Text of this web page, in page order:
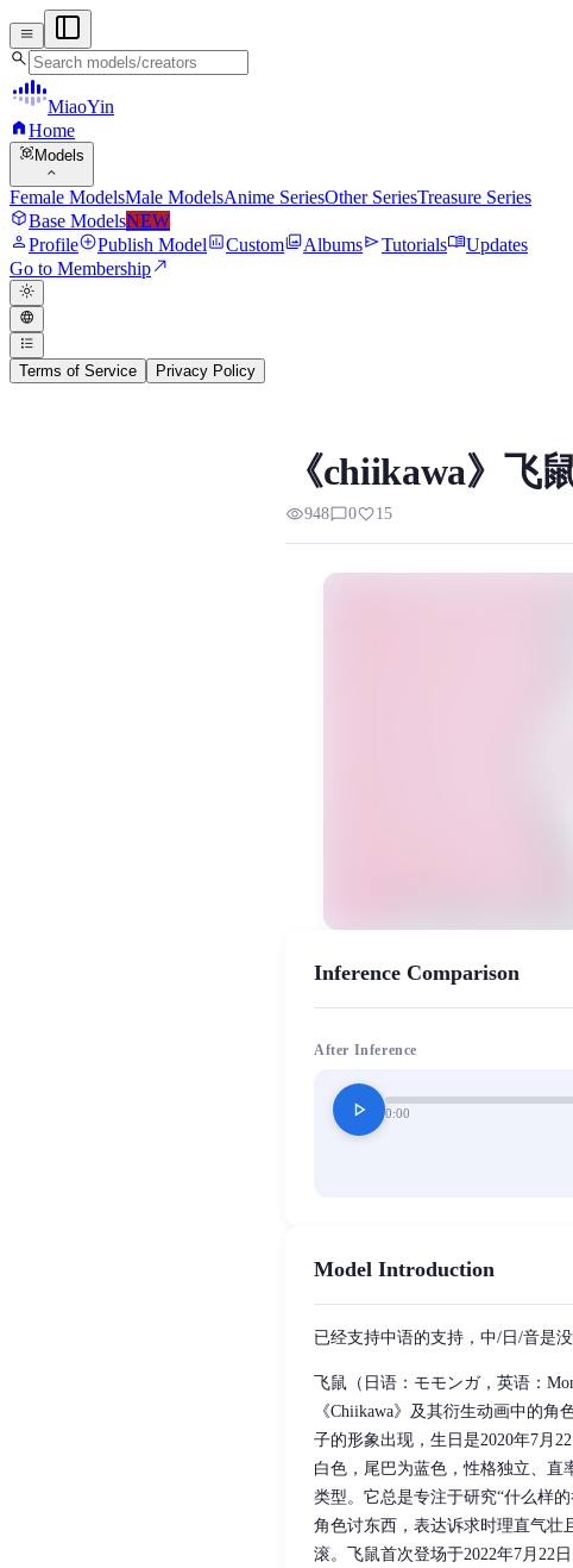
menu
search
MiaoYin
homeHome
view_in_ar Models
expand_more
Female ModelsMale ModelsAnime SeriesOther SeriesTreasure Series
deployed_codeBase ModelsNEW
personProfileadd_circlePublish ModelassessmentCustomphoto_libraryAlbumssendTutorialsmenu_bookUpdates
Go to Membershipnorth_east
light_mode
language
format_list_bulleted
Terms of Service Privacy Policy
Preview, model details, and download
已经支持中语的支持，中/日/音是没
《chiikawa》飞
visibility948chat_bubble_outline0favorite15
Inference Comparison
After Inference
play_arrow 0:00
Model Introduction
已经支持中语的支持，中/日/音是没
飞鼠（日语：モモンガ，英语：
《Chiikawa》及其衍生动画中的
子的形象出现，生日是2020年7月
白色，尾巴为蓝色，性格独立、直
类型。它总是专注于研究“什么样
角色讨东西，表达诉求时理直气壮
滚。飞鼠首次登场于2022年7月22